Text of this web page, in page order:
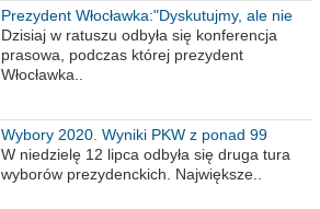
Prezydent Włocławka:"Dyskutujmy, ale nie
obrażajmy się”
Dzisiaj w ratuszu odbyła się konferencja
prasowa, podczas której prezydent
Włocławka..
Wybory 2020. Wyniki PKW z ponad 99
procent obwodów
W niedzielę 12 lipca odbyła się druga tura
wyborów prezydenckich. Największe..